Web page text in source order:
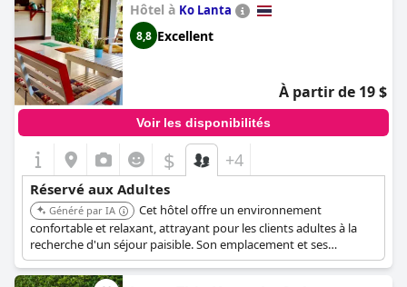
Hôtel à Ko Lanta
8,8 Excellent
À partir de 19 $
Voir les disponibilités
$ +4
Réservé aux Adultes
Généré par IA
Cet hôtel offre un environnement
confortable et relaxant, attrayant pour les clients adultes à la
recherche d'un séjour paisible. Son emplacement et ses
équipements contribuent à une expérience agréable et
tranquille.